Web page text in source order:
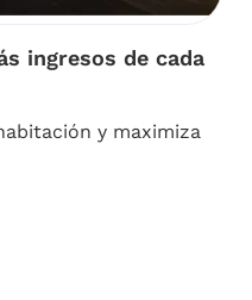
ingresos de cada
y maximiza